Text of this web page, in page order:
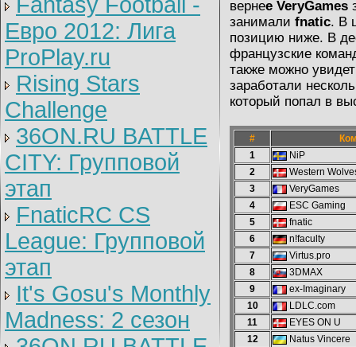
Евро 2012: Лига
ProPlay.ru
Rising Stars
Challenge
36ON.RU BATTLE
CITY: Групповой
этап
FnaticRC CS
League: Групповой
этап
It's Gosu's Monthly
Madness: 2 сезон
вернее VeryGames
занимали fnatic. В
позицию ниже. В
французские
также можно
заработали
который попал в
#
1
NiP
2
Western
3
VeryGames
4
ESC Gaming
5
fnatic
6
n!faculty
7
Virtus.pro
8
3DMAX
9
ex-Imaginary
10
LDLC.com
11
EYES ON U
12
Natus Vincere